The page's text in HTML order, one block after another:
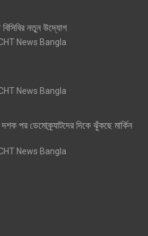
বিসিবির নতুন উদ্যোগ
News Bangla
News Bangla
পর ডেমোক্র্যাটদের দিকে ঝুঁকছে মার্কিন
News Bangla